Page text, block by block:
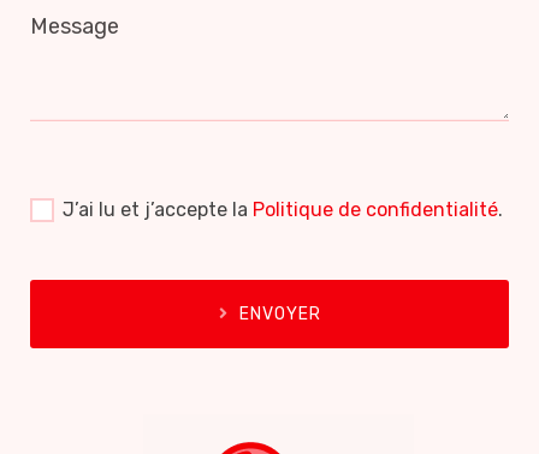
Message
J’ai lu et j’accepte la Politique de confidentialité.
ENVOYER